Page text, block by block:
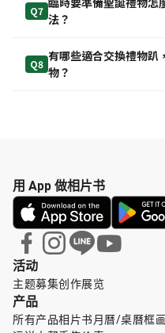
Q7
法？
Q8
有哪些適合交換禮物趴
物？
活动
主题募集创作展览
产品
所有产品相片书月曆/桌曆框画
用 App 做相片书